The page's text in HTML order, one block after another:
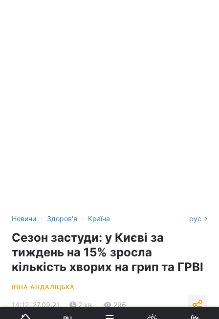
Новини › Здоров'я › Країна рус
Сезон застуди: у Києві за
тиждень на 15% зросла
кількість хворих на грип та ГРВІ
ІННА АНДАЛІЦЬКА
14:12, 27.09.21 2 хв. 296